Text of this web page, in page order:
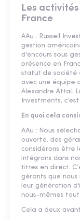
Les
France
AAu : Russell
gestion
d'encours sous
présence en
statut de société
avec une équipe
Alexandre Attal.
Investments,
En quoi cela
AAu : Nous
ouverte, des
considérons être
intégrons dans
titres en direct.
gérants que
leur génération
nous-mêmes
Cela a deux